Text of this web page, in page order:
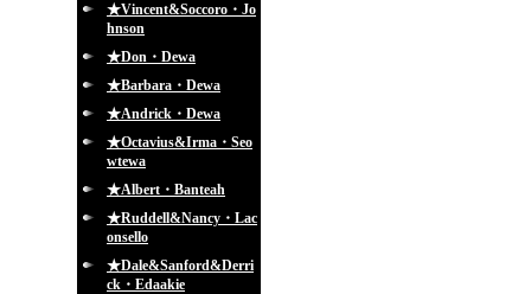
★Vincent&Soccoro・Jo
hnson
★Don・Dewa
★Barbara・Dewa
★Andrick・Dewa
★Octavius&Irma・Seo
wtewa
★Albert・Banteah
★Ruddell&Nancy・Lac
onsello
★Dale&Sanford&Derri
ck・Edaakie